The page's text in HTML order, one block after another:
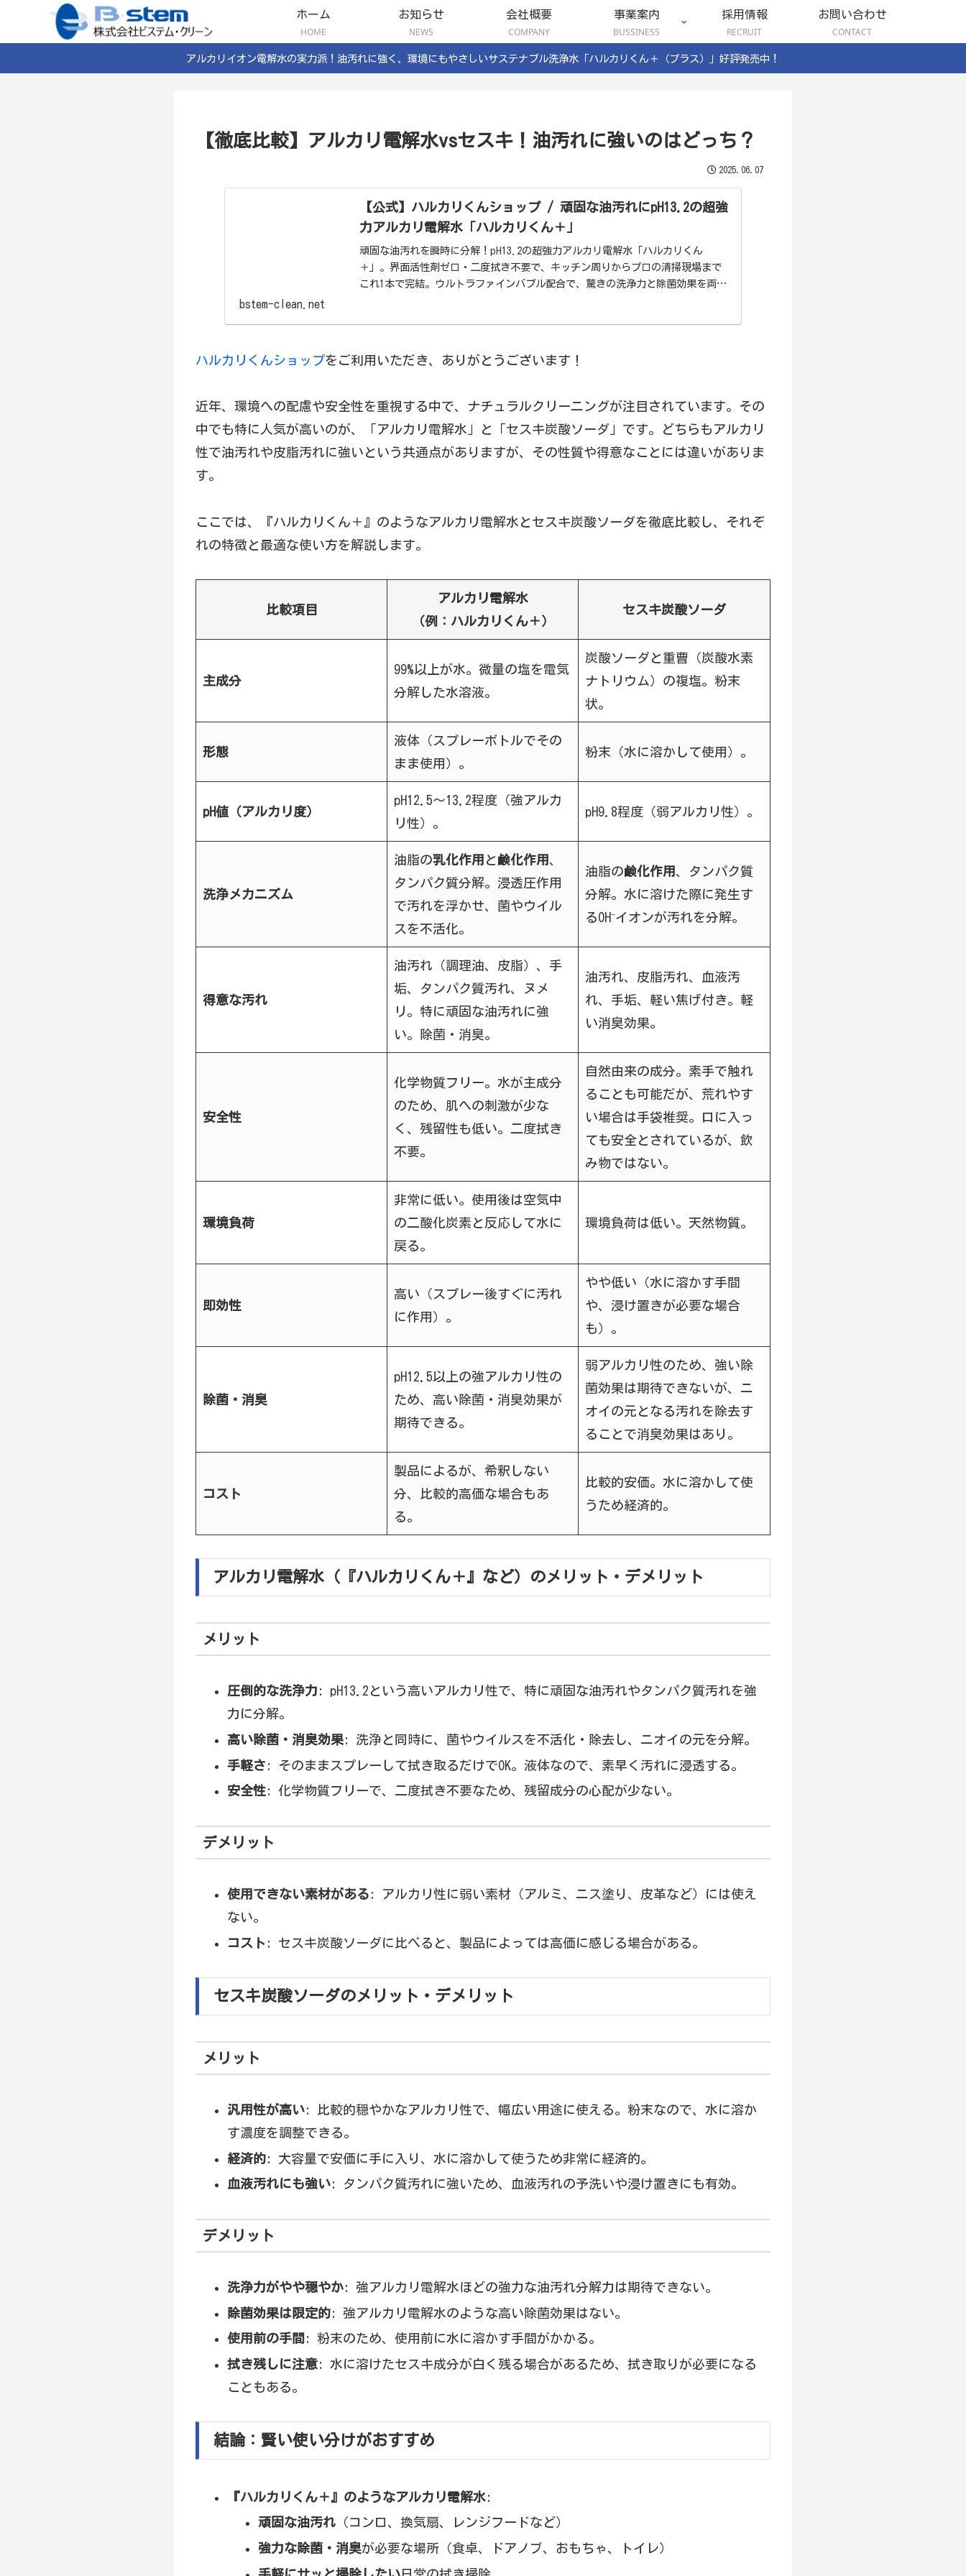
ホーム
HOME
お知らせ
NEWS
会社概要
COMPANY
事業案内
BUSSINESS
採用情報
RECRUIT
お問い合わせ
CONTACT
アルカリイオン電解水の実力派！油汚れに強く、環境にもやさしいサステナブル洗浄水「ハルカリくん＋（プラス）」好評発売中！
【徹底比較】アルカリ電解水vsセスキ！油汚れに強いのはどっち？
2025.06.07
【公式】ハルカリくんショップ / 頑固な油汚れにpH13.2の超強
力アルカリ電解水「ハルカリくん＋」
頑固な油汚れを瞬時に分解！pH13.2の超強力アルカリ電解水「ハルカリくん
＋」。界面活性剤ゼロ・二度拭き不要で、キッチン周りからプロの清掃現場まで
これ1本で完結。ウルトラファインバブル配合で、驚きの洗浄力と除菌効果を両立
bstem-clean.net
ハルカリくんショップをご利用いただき、ありがとうございます！
近年、環境への配慮や安全性を重視する中で、ナチュラルクリーニングが注目されています。その
中でも特に人気が高いのが、「アルカリ電解水」と「セスキ炭酸ソーダ」です。どちらもアルカリ
性で油汚れや皮脂汚れに強いという共通点がありますが、その性質や得意なことには違いがありま
す。
ここでは、『ハルカリくん＋』のようなアルカリ電解水とセスキ炭酸ソーダを徹底比較し、それぞ
れの特徴と最適な使い方を解説します。
比較項目
アルカリ電解水
（例：ハルカリくん＋）
セスキ炭酸ソーダ
主成分
99%以上が水。微量の塩を電気
分解した水溶液。
炭酸ソーダと重曹（炭酸水素
ナトリウム）の複塩。粉末
状。
形態
液体（スプレーボトルでその
まま使用）。
粉末（水に溶かして使用）。
pH値（アルカリ度）
pH12.5～13.2程度（強アルカ
リ性）。
pH9.8程度（弱アルカリ性）。
洗浄メカニズム
油脂の乳化作用 と 鹸化作用 、
タンパク質分解。浸透圧作用
で汚れを浮かせ、菌やウイル
スを不活化。
油脂の鹸化作用 、タンパク質
分解。水に溶けた際に発生す
るOH⁻イオンが汚れを分解。
得意な汚れ
油汚れ（調理油、皮脂）、手
垢、タンパク質汚れ、ヌメ
リ。特に頑固な油汚れに強
い。除菌・消臭。
油汚れ、皮脂汚れ、血液汚
れ、手垢、軽い焦げ付き。軽
い消臭効果。
安全性
化学物質フリー。水が主成分
のため、肌への刺激が少な
く、残留性も低い。二度拭き
不要。
自然由来の成分。素手で触れ
ることも可能だが、荒れやす
い場合は手袋推奨。口に入っ
ても安全とされているが、飲
み物ではない。
環境負荷
非常に低い。使用後は空気中
の二酸化炭素と反応して水に
戻る。
環境負荷は低い。天然物質。
即効性
高い（スプレー後すぐに汚れ
に作用）。
やや低い（水に溶かす手間
や、浸け置きが必要な場合
も）。
除菌・消臭
pH12.5以上の強アルカリ性の
ため、高い除菌・消臭効果が
期待できる。
弱アルカリ性のため、強い除
菌効果は期待できないが、ニ
オイの元となる汚れを除去す
ることで消臭効果はあり。
コスト
製品によるが、希釈しない
分、比較的高価な場合もあ
る。
比較的安価。水に溶かして使
うため経済的。
アルカリ電解水（『ハルカリくん＋』など）のメリット・デメリット
メリット
圧倒的な洗浄力 : pH13.2という高いアルカリ性で、特に頑固な油汚れやタンパク質汚れを強
力に分解。
高い除菌・消臭効果: 洗浄と同時に、菌やウイルスを不活化・除去し、ニオイの元を分解。
手軽さ : そのままスプレーして拭き取るだけでOK。液体なので、素早く汚れに浸透する。
安全性: 化学物質フリーで、二度拭き不要なため、残留成分の心配が少ない。
デメリット
使用できない素材がある : アルカリ性に弱い素材（アルミ、ニス塗り、皮革など）には使え
ない。
コスト : セスキ炭酸ソーダに比べると、製品によっては高価に感じる場合がある。
セスキ炭酸ソーダのメリット・デメリット
メリット
汎用性が高い: 比較的穏やかなアルカリ性で、幅広い用途に使える。粉末なので、水に溶か
す濃度を調整できる。
経済的: 大容量で安価に手に入り、水に溶かして使うため非常に経済的。
血液汚れにも強い: タンパク質汚れに強いため、血液汚れの予洗いや浸け置きにも有効。
デメリット
洗浄力がやや穏やか: 強アルカリ電解水ほどの強力な油汚れ分解力は期待できない。
除菌効果は限定的: 強アルカリ電解水のような高い除菌効果はない。
使用前の手間 : 粉末のため、使用前に水に溶かす手間がかかる。
拭き残しに注意: 水に溶けたセスキ成分が白く残る場合があるため、拭き取りが必要になる
こともある。
結論：賢い使い分けがおすすめ
『ハルカリくん＋』のようなアルカリ電解水:
頑固な油汚れ （コンロ、換気扇、レンジフードなど）
強力な除菌・消臭が必要な場所（食卓、ドアノブ、おもちゃ、トイレ）